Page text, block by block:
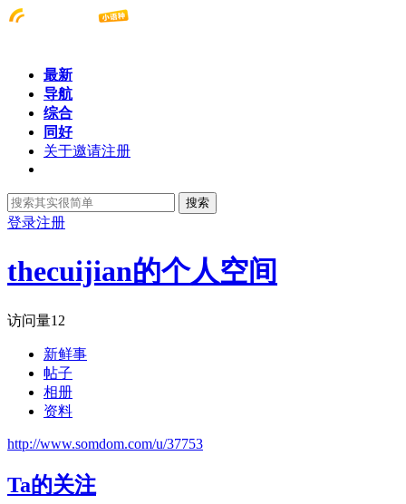
最新
导航
综合
同好
关于邀请注册
搜索
登录注册
thecuijian的个人空间
访问量12
新鲜事
帖子
相册
资料
http://www.somdom.com/u/37753
Ta的关注